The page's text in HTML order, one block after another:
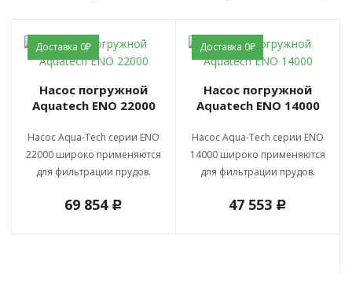
Доставка 0₽
Насос погружной
Aquatech ENO 22000
Насос Aqua-Tech серии ENO
22000 широко применяются
для фильтрации прудов.
69 854 c
Доставка 0₽
Насос погружной
Aquatech ENO 14000
Насос Aqua-Tech серии ENO
14000 широко применяются
для фильтрации прудов.
47 553 c